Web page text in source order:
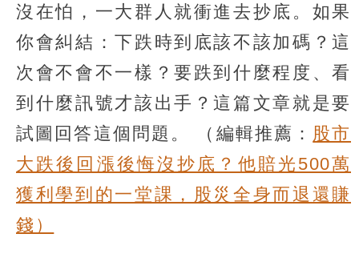
沒在怕，一大群人就衝進去抄底。如果
你會糾結：下跌時到底該不該加碼？這
次會不會不一樣？要跌到什麼程度、看
到什麼訊號才該出手？這篇文章就是要
試圖回答這個問題。
（編輯推薦： 股市
大跌後回漲後悔沒抄底？他賠光500萬
獲利學到的一堂課，股災全身而退還賺
錢）